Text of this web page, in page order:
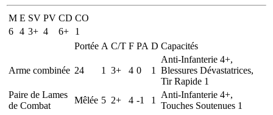
M E SV PV CD CO
6 4 3+ 4 6+
1
Portée A C/T F PA D Capacités
Arme combinée 24 1 3+ 4 0 1
Anti-Infanterie 4+,
Blessures Dévastatrices,
Tir Rapide 1
Paire de Lames
de Combat
Mêlée 5 2+ 4 -1 1
Anti-Infanterie 4+,
Touches Soutenues 1